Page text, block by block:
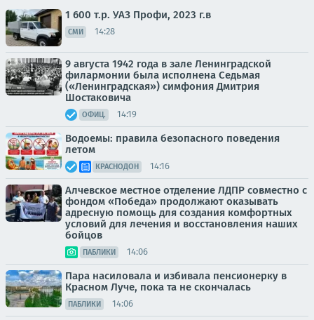
1 600 т.р. УАЗ Профи, 2023 г.в
СМИ 14:28
9 августа 1942 года в зале Ленинградской
филармонии была исполнена Седьмая
(«Ленинградская») симфония Дмитрия
Шостаковича
ОФИЦ. 14:19
Водоемы: правила безопасного поведения
летом
КРАСНОДОН 14:16
Алчевское местное отделение ЛДПР совместно с
фондом «Победа» продолжают оказывать
адресную помощь для создания комфортных
условий для лечения и восстановления наших
бойцов
ПАБЛИКИ 14:06
Пара насиловала и избивала пенсионерку в
Красном Луче, пока та не скончалась
ПАБЛИКИ 14:06